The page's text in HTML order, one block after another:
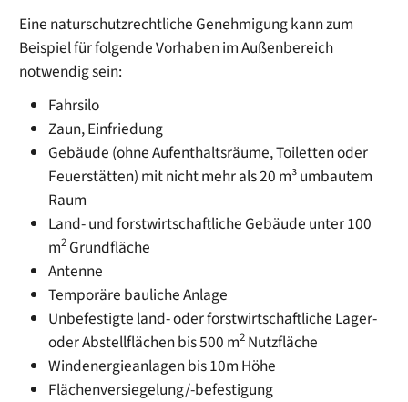
Eine naturschutzrechtliche Genehmigung kann zum
Beispiel für folgende Vorhaben im Außenbereich
notwendig sein:
Fahrsilo
Zaun, Einfriedung
Gebäude (ohne Aufenthaltsräume, Toiletten oder
Feuerstätten) mit nicht mehr als 20 m³ umbautem
Raum
Land- und forstwirtschaftliche Gebäude unter 100
m2 Grundfläche
Antenne
Temporäre bauliche Anlage
Unbefestigte land- oder forstwirtschaftliche Lager-
oder Abstellflächen bis 500 m2 Nutzfläche
Windenergieanlagen bis 10m Höhe
Flächenversiegelung/-befestigung